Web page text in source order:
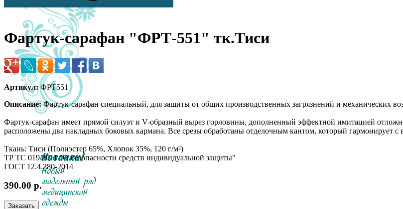
Фартук-сарафан "ФРТ-551" тк.Тиси
Артикул:ФРТ551
Описание:Фартук-сарафан специальный, для защиты от общих производственных загрязнений и механических
Фартук-сарафан имеет прямой силуэт и V-образный вырез горловины, дополненный эффектной имитацией
расположены два накладных боковых кармана. Все срезы обработаны отделочным кантом, который гармонирует с
Ткань: Тиси (Полиэстер 65%, Хлопок 35%, 120 г/м²)
ТР ТС 019/2011 "О безопасности средств индивидуальной защиты"
ГОСТ 12.4.280-2014
390.00 р.